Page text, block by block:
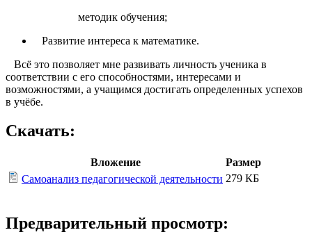
методик обучения;
Развитие интереса к математике.
Всё это позволяет мне развивать личность ученика в
соответствии с его способностями, интересами и
возможностями, а учащимся достигать определенных успехов
в учёбе.
Скачать:
Вложение
Размер
Самоанализ педагогической деятельности 279 КБ
Предварительный просмотр: